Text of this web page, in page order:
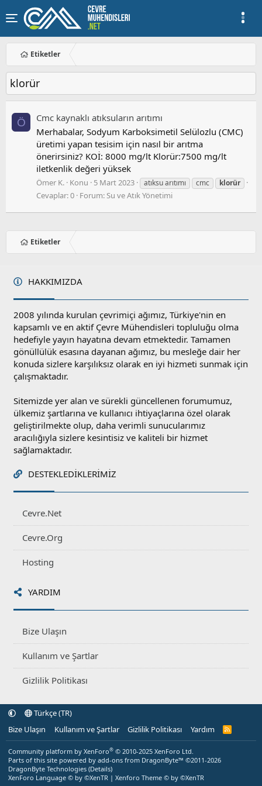
Etiketler
klorür
Ö
Cmc kaynaklı atıksuların arıtımı
Merhabalar, Sodyum Karboksimetil Selülozlu (CMC)
üretimi yapan tesisim için nasıl bir arıtma
önerirsiniz? KOİ: 8000 mg/lt Klorür:7500 mg/lt
iletkenlik değeri yüksek
Ömer K. Konu 5 Mart 2023 atıksu arıtımı cmc klorür
Cevaplar: 0 Forum:Su ve Atık Yönetimi
Etiketler
HAKKIMIZDA
2008 yılında kurulan çevrimiçi ağımız, Türkiye'nin en
kapsamlı ve en aktif Çevre Mühendisleri topluluğu olma
hedefiyle yayın hayatına devam etmektedir. Tamamen
gönüllülük esasına dayanan ağımız, bu mesleğe dair her
konuda sizlere karşılıksız olarak en iyi hizmeti sunmak için
çalışmaktadır.
Sitemizde yer alan ve sürekli güncellenen forumumuz,
ülkemiz şartlarına ve kullanıcı ihtiyaçlarına özel olarak
geliştirilmekte olup, daha verimli sunucularımız
aracılığıyla sizlere kesintisiz ve kaliteli bir hizmet
sağlamaktadır.
DESTEKLEDIKLERIMIZ
Cevre.Net
Cevre.Org
Hosting
YARDIM
Bize Ulaşın
Kullanım ve Şartlar
Gizlilik Politikası
Türkçe (TR)
Bize Ulaşın
Kullanım ve Şartlar Gizlilik Politikası Yardım
R
Community platform by XenForo® © 2010-2025 XenForo Ltd.
Parts of this site powered by add-ons from DragonByte™ ©2011-2026
DragonByte Technologies (Details)
XenForo Language © by ©XenTR | Xenforo Theme © by ©XenTR